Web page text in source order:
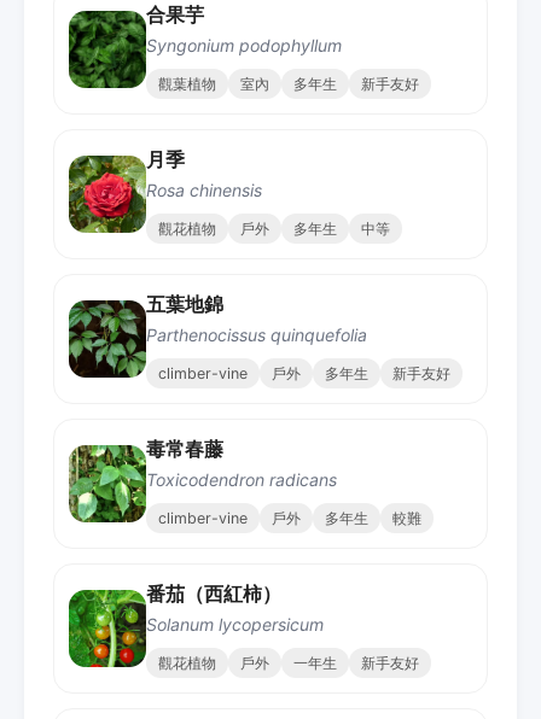
合果芋
Syngonium podophyllum
觀葉植物 室內 多年生 新手友好
月季
Rosa chinensis
觀花植物 戶外 多年生 中等
五葉地錦
Parthenocissus quinquefolia
climber-vine 戶外 多年生 新手友好
毒常春藤
Toxicodendron radicans
climber-vine 戶外 多年生 較難
番茄（西紅柿）
Solanum lycopersicum
觀花植物 戶外 一年生 新手友好